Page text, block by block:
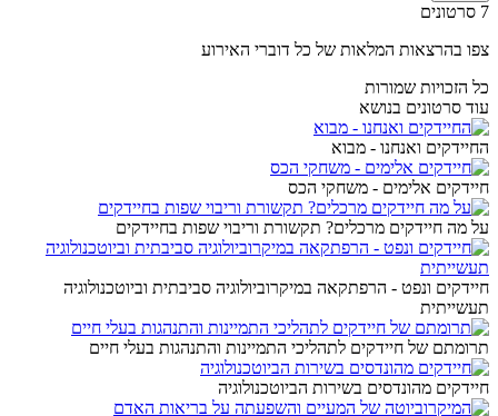
7 סרטונים
צפו בהרצאות המלאות של כל דוברי האירוע
כל הזכויות שמורות
עוד סרטונים בנושא
החיידקים ואנחנו - מבוא
חיידקים אלימים - משחקי הכס
על מה חיידקים מרכלים? תקשורת וריבוי שפות בחיידקים
חיידקים ונפט - הרפתקאה במיקרוביולוגיה סביבתית וביוטכנולוגיה
תעשייתית
תרומתם של חיידקים לתהליכי התמיינות והתנהגות בעלי חיים
חיידקים מהונדסים בשירות הביוטכנולוגיה